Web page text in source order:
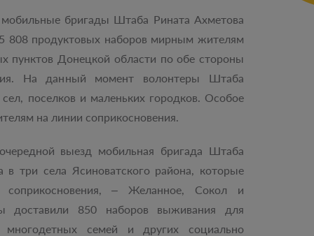
бригады Штаба Рината Ахметова
808 продуктовых наборов мирным жителям
пунктов Донецкой области по обе стороны
На данный момент волонтеры Штаба
поселков и маленьких городков. Особое
на линии соприкосновения.
выезд мобильная бригада Штаба
в три села Ясиноватского района, которые
соприкосновения, – Желанное, Сокол и
доставили 850 наборов выживания для
многодетных семей и других социально